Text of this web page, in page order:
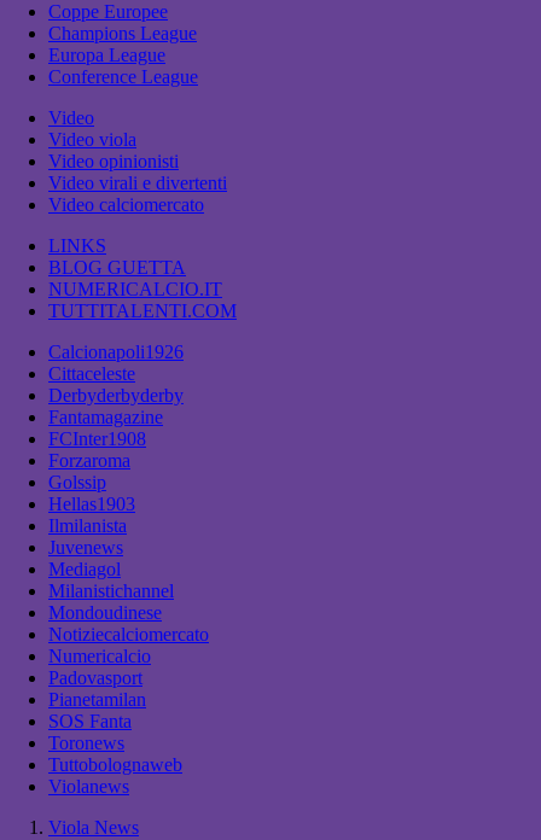
Coppe Europee
Champions League
Europa League
Conference League
Video
Video viola
Video opinionisti
Video virali e divertenti
Video calciomercato
LINKS
BLOG GUETTA
NUMERICALCIO.IT
TUTTITALENTI.COM
Calcionapoli1926
Cittaceleste
Derbyderbyderby
Fantamagazine
FCInter1908
Forzaroma
Golssip
Hellas1903
Ilmilanista
Juvenews
Mediagol
Milanistichannel
Mondoudinese
Notiziecalciomercato
Numericalcio
Padovasport
Pianetamilan
SOS Fanta
Toronews
Tuttobolognaweb
Violanews
Viola News